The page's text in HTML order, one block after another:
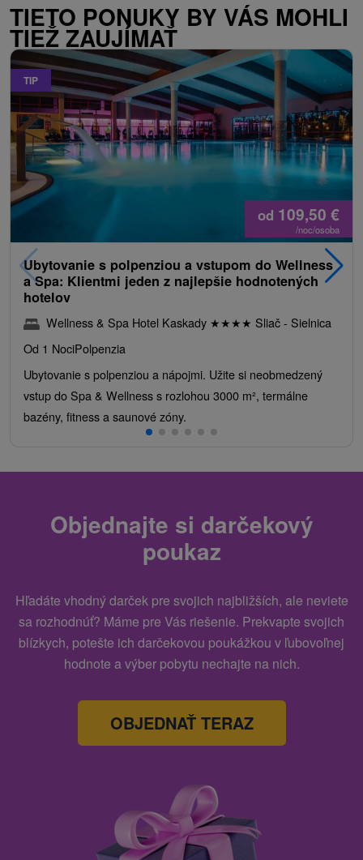
TIETO PONUKY BY VÁS MOHLI
TIEŽ ZAUJÍMAŤ
TIP
od 109,50 €
/noc/osoba
Ubytovanie s polpenziou a vstupom do Wellness
a Spa: Klientmi jeden z najlepšie hodnotených
hotelov
Wellness & Spa Hotel Kaskady ★★★★ Sliač - Sielnica
Od 1 NociPolpenzia
Ubytovanie s polpenziou a nápojmi. Užite si neobmedzený
vstup do Spa & Wellness s rozlohou 3000 m², termálne
bazény, fitness a saunové zóny.
Objednajte si darčekový
poukaz
Hľadáte vhodný darček pre svojich najbližších, ale neviete
sa rozhodnúť? Máme pre Vás riešenie. Prekvapte svojich
blízkych, potešte ich darčekovou poukážkou v ľubovoľnej
hodnote a výber pobytu nechajte na nich.
OBJEDNAŤ TERAZ